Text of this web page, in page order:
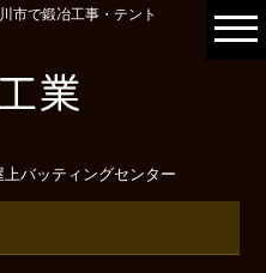
市で鍛冶工事・テント
バッティングセンター